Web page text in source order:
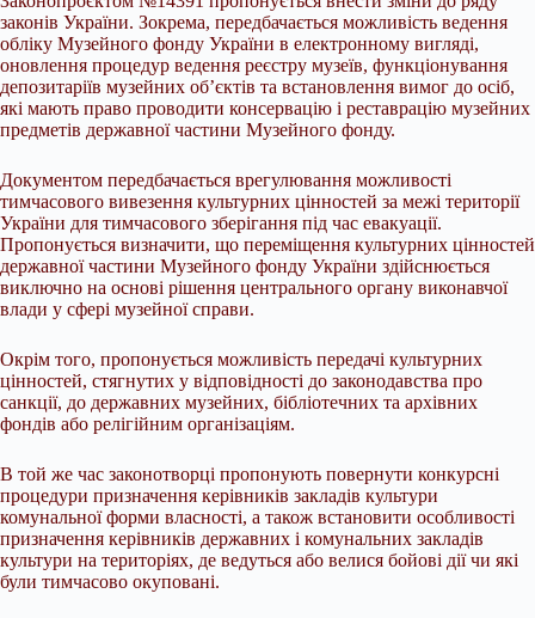
законів України. Зокрема, передбачається можливість ведення
обліку Музейного фонду України в електронному вигляді,
оновлення процедур ведення реєстру музеїв, функціонування
депозитаріїв музейних об’єктів та встановлення вимог до осіб,
які мають право проводити консервацію і реставрацію музейних
предметів державної частини Музейного фонду.
Документом передбачається врегулювання можливості
тимчасового вивезення культурних цінностей за межі території
України для тимчасового зберігання під час евакуації.
Пропонується визначити, що переміщення культурних цінностей
державної частини Музейного фонду України здійснюється
виключно на основі рішення центрального органу виконавчої
влади у сфері музейної справи.
Окрім того, пропонується можливість передачі культурних
цінностей, стягнутих у відповідності до законодавства про
санкції, до державних музейних, бібліотечних та архівних
фондів або релігійним організаціям.
В той же час законотворці пропонують повернути конкурсні
процедури призначення керівників закладів культури
комунальної форми власності, а також встановити особливості
призначення керівників державних і комунальних закладів
культури на територіях, де ведуться або велися бойові дії чи які
були тимчасово окуповані.